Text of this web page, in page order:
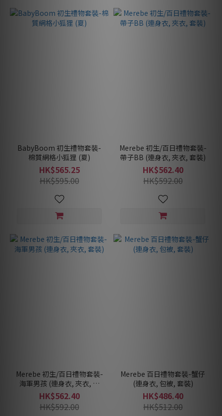
BabyBoom 初生禮物套裝-
棉質網格小狐狸 (夏)
HK$565.25
HK$595.00
Merebe 初生/百日禮物套裝-
帶子BB (連身衣, 夾衣, 套裝)
HK$562.40
HK$592.00
Merebe 初生/百日禮物套裝-
海軍男孩 (連身衣, 夾衣, 套
裝)
HK$562.40
HK$592.00
Merebe 百日禮物套裝-蟹仔
(連身衣, 包被, 套裝)
HK$486.40
HK$512.00